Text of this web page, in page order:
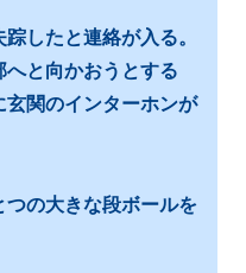
したと連絡が入る。
と向かおうとする
関のインターホンが
の大きな段ボールを